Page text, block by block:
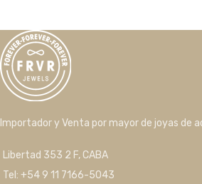
Importador y Venta por mayor de joyas de
Libertad 353 2 F, CABA
Tel: +54 9 11 7166-5043